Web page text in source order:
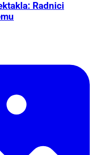
Radnici